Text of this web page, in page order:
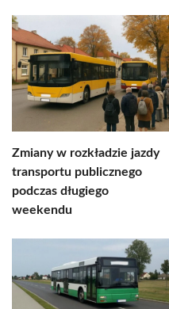
Zmiany w rozkładzie jazdy
transportu publicznego
podczas długiego
weekendu